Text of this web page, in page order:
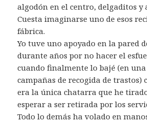
algodón en el centro, delgaditos y
Cuesta imaginarse uno de esos
fábrica.
Yo tuve uno apoyado en la pared
durante años por no hacer el
cuando finalmente lo bajé (en una
campañas de recogida de trastos)
era la única chatarra que he
esperar a ser retirada por los
Todo lo demás ha volado en